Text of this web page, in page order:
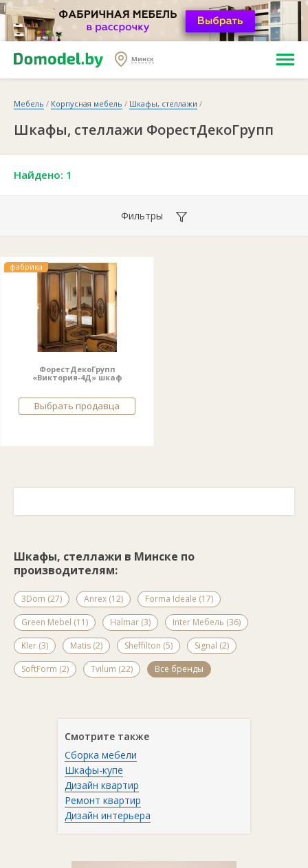
Минск
Мебель / Корпусная мебель / Шкафы, стеллажи /
Шкафы, стеллажи ФорестДекоГрупп
Найдено: 1
Фильтры
фабрика
ФорестДекоГрупп
«Виктория-4Д» шкаф
Выбрать продавца
Шкафы, стеллажи в Минске по
производителям:
3Dom (27) Anrex (12)
Forma Ideale (17)
Green Mebel (11)
Halmar (3)
Inter Мебель (36)
Kler (3)
Matis (2) Sheffilton (5)
Signal (2)
SoftForm (2)
Tvilum (22) Все бренды
Смотрите также
Сборка мебели
Шкафы-купе
Дизайн квартир
Ремонт квартир
Дизайн интерьера